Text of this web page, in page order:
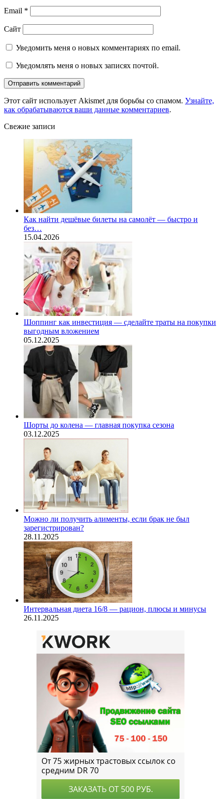
Email *
Сайт
Уведомить меня о новых комментариях по email.
Уведомлять меня о новых записях почтой.
Этот сайт использует Akismet для борьбы со спамом. Узнайте,
как обрабатываются ваши данные комментариев.
Свежие записи
Как найти дешёвые билеты на самолёт — быстро и
без…
15.04.2026
Шоппинг как инвестиция — сделайте траты на покупки
выгодным вложением
05.12.2025
Шорты до колена — главная покупка сезона
03.12.2025
Можно ли получить алименты, если брак не был
зарегистрирован?
28.11.2025
Интервальная диета 16/8 — рацион, плюсы и минусы
26.11.2025